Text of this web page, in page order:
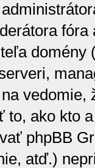
vedomie,
to, ako kto
phpBB
atď.)